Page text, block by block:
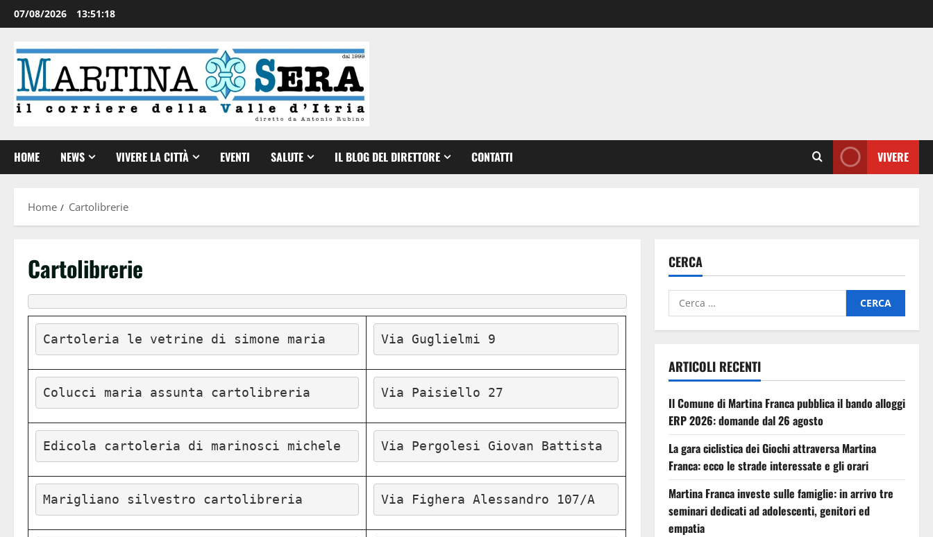
07/08/2026 13:51:18
HOME NEWS VIVERE LA CITTÀ EVENTI SALUTE IL BLOG DEL DIRETTORE CONTATTI VIVERE
Home Cartolibrerie
Cartolibrerie
Cartoleria le vetrine di simone maria Via Guglielmi 9
Colucci maria assunta cartolibreria Via Paisiello 27
Edicola cartoleria di marinosci michele Via Pergolesi Giovan Battista
Marigliano silvestro cartolibreria Via Fighera Alessandro 107/A
CERCA
ARTICOLI RECENTI
Il Comune di Martina Franca pubblica il bando alloggi
ERP 2026: domande dal 26 agosto
La gara ciclistica dei Giochi attraversa Martina
Franca: ecco le strade interessate e gli orari
Martina Franca investe sulle famiglie: in arrivo tre
seminari dedicati ad adolescenti, genitori ed
empatia